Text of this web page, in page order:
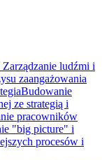
Zarządzanie ludźmi i
zaangażowania
Budowanie
ze strategią i
pracowników
"big picture" i
procesów i